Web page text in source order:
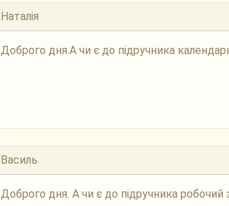
Наталія
Доброго дня.А чи є до підручника
Василь
Доброго дня. А чи є до підручника робочий